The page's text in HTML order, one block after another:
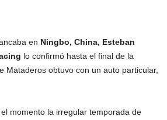
en Ningbo, China, Esteban
lo confirmó hasta el final de la
Mataderos obtuvo con un auto particular,
momento la irregular temporada de